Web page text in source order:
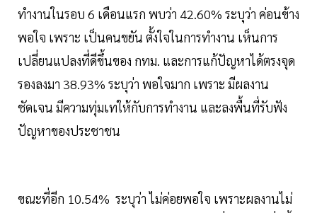
ทำงานในรอบ 6 เดือนแรก พบว่า 42.60% ระบุว่า ค่อนข้าง
พอใจ เพราะ เป็นคนขยัน ตั้งใจในการทำงาน เห็นการ
เปลี่ยนแปลงที่ดีขึ้นของ กทม. และการแก้ปัญหาได้ตรงจุด
รองลงมา 38.93% ระบุว่า พอใจมาก เพราะ มีผลงาน
ชัดเจน มีความทุ่มเทให้กับการทำงาน และลงพื้นที่รับฟัง
ปัญหาของประชาชน
ขณะที่อีก 10.54% ระบุว่า ไม่ค่อยพอใจ เพราะผลงานไม่